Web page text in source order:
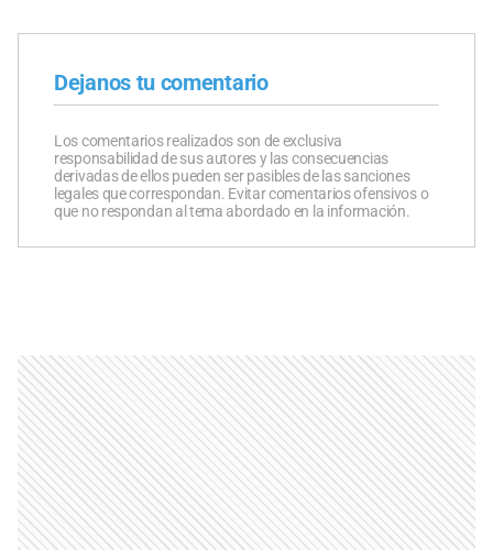
Dejanos tu comentario
Los comentarios realizados son de exclusiva
responsabilidad de sus autores y las consecuencias
derivadas de ellos pueden ser pasibles de las sanciones
legales que correspondan. Evitar comentarios ofensivos o
que no respondan al tema abordado en la información.